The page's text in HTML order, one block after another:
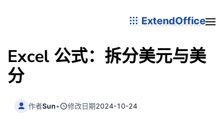
ExtendOffice
Excel 公式：拆分美元与美
分
作者Sun• 修改日期2024-10-24